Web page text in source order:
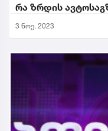
რა ზრდის
3 ნოე. 2023